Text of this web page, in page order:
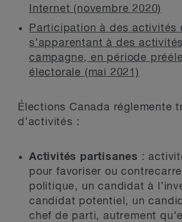
Internet (novembre 2020)
Participation à des activités
s’apparentant à des
campagne, en période
électorale (mai 2021)
Élections Canada réglemente
d’activités :
Activités partisanes :
pour favoriser ou
politique, un candidat à
candidat potentiel, un
chef de parti, autrement